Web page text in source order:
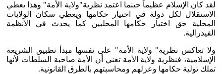
لقد كان الإسلام عظيماً حينما اعتمد نظرية"ولاية الأمة" وهذا يعطي
الاستقلال لكل دولة في اختيار حكامها ويعطي سكان الولايات
المحلية حق اختيار حكامها المحليين كما يحدث في الأنظمة
الفيدرالية.
ولا تعاكس نظرية" ولاية الأمة" على نفسها مبدأ تطبيق الشريعة
الإسلامية، فنظرية ولاية الأمة تعني أن الأمة صاحبة السلطات لأنها
تملك تولية حكامها وعزلهم ومحاسبتهم بالطرق القانونية.